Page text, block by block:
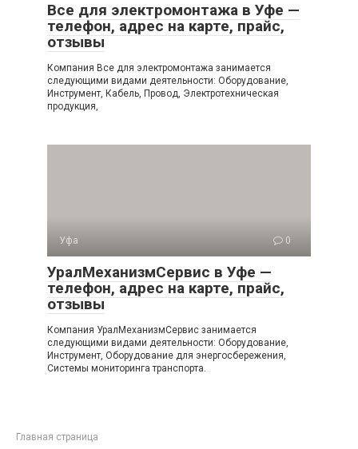
Все для электромонтажа в Уфе —
телефон, адрес на карте, прайс,
отзывы
Компания Все для электромонтажа занимается
следующими видами деятельности: Оборудование,
Инструмент, Кабель, Провод, Электротехническая
продукция,
Уфа 0
УралМеханизмСервис в Уфе —
телефон, адрес на карте, прайс,
отзывы
Компания УралМеханизмСервис занимается
следующими видами деятельности: Оборудование,
Инструмент, Оборудование для энергосбережения,
Системы мониторинга транспорта.
Главная страница